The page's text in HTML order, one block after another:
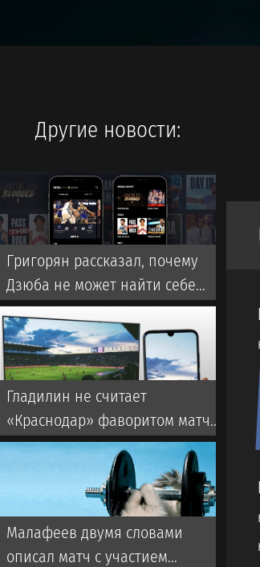
Другие новости:
Григорян рассказал, почему
Дзюба не может найти себе
команду в РПЛ
Гладилин не считает
«Краснодар» фаворитом матча
со «Спартаком» в РПЛ
Малафеев двумя словами
описал матч с участием